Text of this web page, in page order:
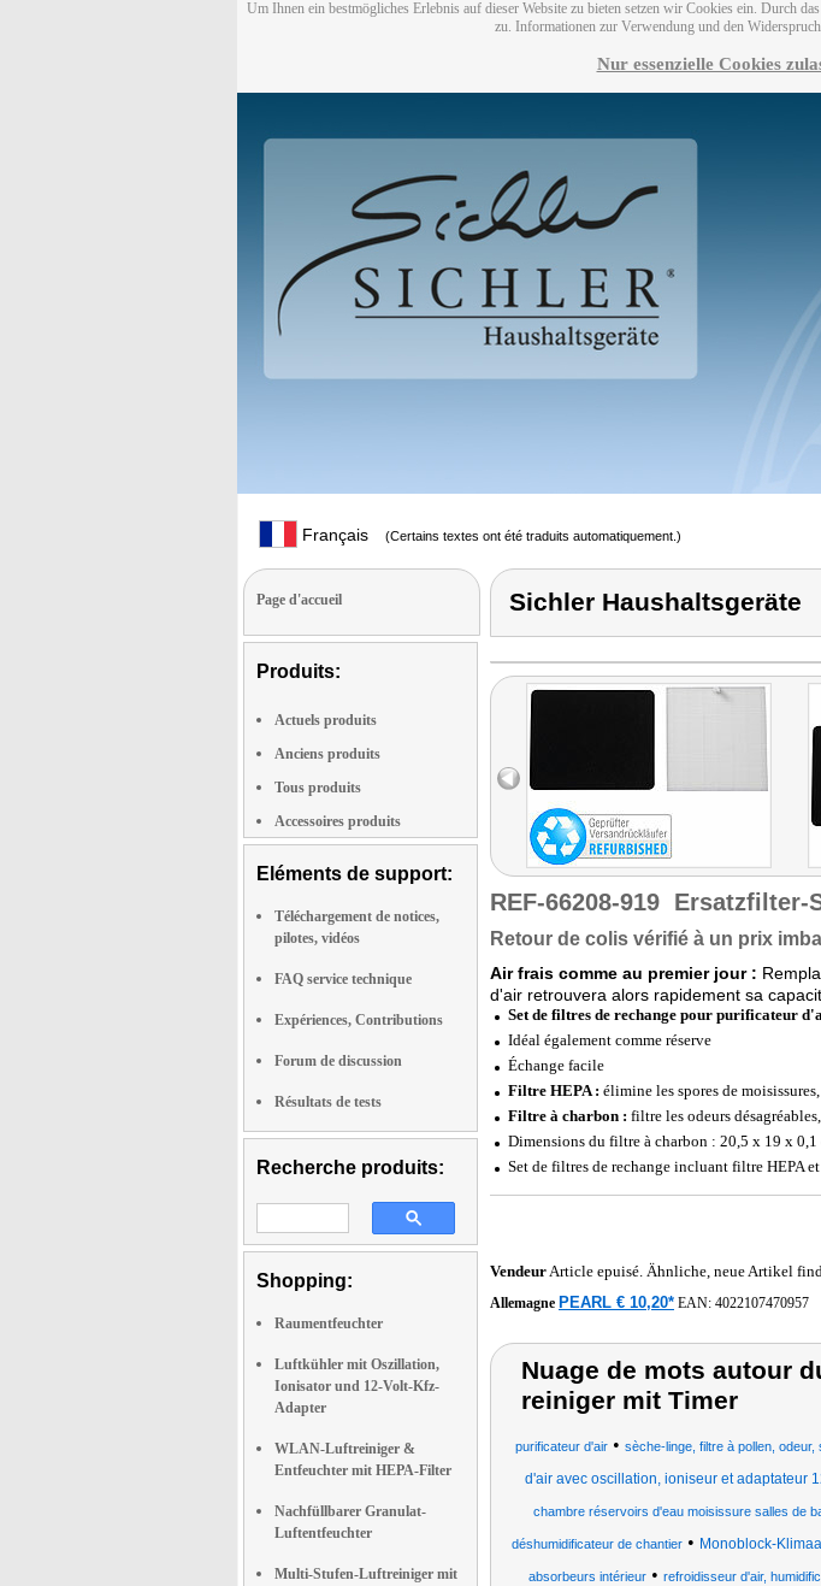
Um Ihnen ein bestmögliches Erlebnis auf dieser Website zu bieten setzen wir Cookies ein. Durch
zu. Informationen zur Verwendung und den
Nur essenzielle Cookies
Français (Certains textes ont été traduits automatiquement.)
Page d'accueil
Produits:
Actuels produits
Anciens produits
Tous produits
Accessoires produits
Eléments de support:
Téléchargement de notices,
pilotes, vidéos
FAQ service technique
Expériences, Contributions
Forum de discussion
Résultats de tests
Recherche produits:
Shopping:
Raumentfeuchter
Luftkühler mit Oszillation,
Ionisator und 12-Volt-Kfz-
Adapter
WLAN-Luftreiniger &
Entfeuchter mit HEPA-Filter
Nachfüllbarer Granulat-
Luftentfeuchter
Multi-Stufen-Luftreiniger mit
Sichler Haushaltsgeräte
REF-66208-919 Ersatzfilter-
Retour de colis vérifié à un prix
Air frais comme au premier jour :
d'air retrouvera alors rapidement sa
Set de filtres de rechange pour purificateur
Idéal également comme réserve
Échange facile
Filtre HEPA : élimine les spores de
Filtre à charbon : filtre les odeurs
Dimensions du filtre à charbon : 20,5 x 19 x
Set de filtres de rechange incluant filtre HEPA
VendeurArticle epuisé. Ähnliche, neue Artikel
Allemagne PEARL € 10,20* EAN: 4022107470957
Nuage de mots autour
reiniger mit Timer
purificateur d'air • sèche-linge, filtre à pollen,
d'air avec oscillation, ioniseur et adaptateur
chambre réservoirs d'eau moisissure salles de
déshumidificateur de chantier• Monoblock-
absorbeurs intérieur• refroidisseur d'air,